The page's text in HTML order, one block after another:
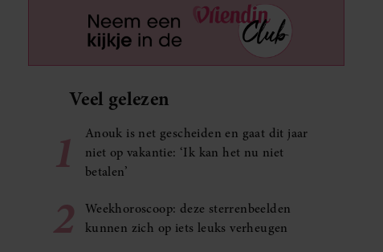
Veel gelezen
1
Anouk is net gescheiden en gaat dit jaar
niet op vakantie: ‘Ik kan het nu niet
betalen’
2
Weekhoroscoop: deze sterrenbeelden
kunnen zich op iets leuks verheugen